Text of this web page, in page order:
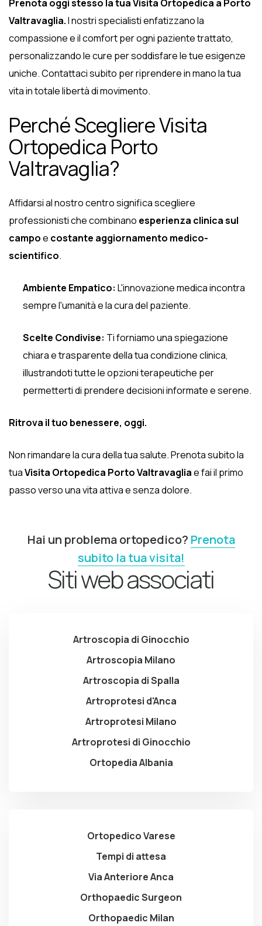
Prenota oggi stesso la tua Visita Ortopedica a Porto
Valtravaglia.I nostri specialisti enfatizzano la
compassione e il comfort per ogni paziente trattato,
personalizzando le cure per soddisfare le tue esigenze
uniche. Contattaci subito per riprendere in mano la tua
vita in totale libertà di movimento.
Perché Scegliere Visita
Ortopedica Porto
Valtravaglia?
Affidarsi al nostro centro significa scegliere
professionisti che combinano esperienza clinica sul
campoe costante aggiornamento medico-
scientifico.
Ambiente Empatico: L'innovazione medica incontra
sempre l'umanità e la cura del paziente.
Scelte Condivise: Ti forniamo una spiegazione
chiara e trasparente della tua condizione clinica,
illustrandoti tutte le opzioni terapeutiche per
permetterti di prendere decisioni informate e serene.
Ritrova il tuo benessere, oggi.
Non rimandare la cura della tua salute. Prenota subito la
tuaVisita Ortopedica Porto Valtravagliae fai il primo
passo verso una vita attiva e senza dolore.
Hai un problema ortopedico? Prenota
subito la tua visita!
Siti web associati
Artroscopia di Ginocchio
Artroscopia Milano
Artroscopia di Spalla
Artroprotesi d'Anca
Artroprotesi Milano
Artroprotesi di Ginocchio
Ortopedia Albania
Ortopedico Varese
Tempi di attesa
Via Anteriore Anca
Orthopaedic Surgeon
Orthopaedic Milan